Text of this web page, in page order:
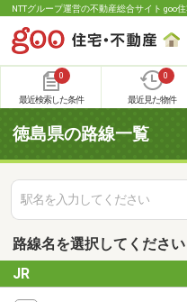
NTTグループ運営の不動産総合サイト goo
0
最近検索した条件
0
最近見た物件
徳島県の路線一覧
路線名を選択してください
JR